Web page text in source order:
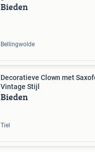
Bieden
Bellingwolde
Decoratieve Clown met
Vintage Stijl
Bieden
Tiel